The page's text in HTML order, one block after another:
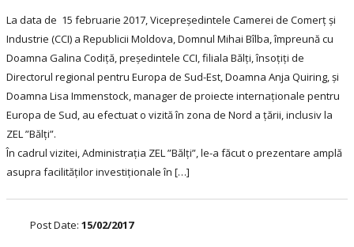
La data de 15 februarie 2017, Vicepreședintele Camerei de Comerț și
Industrie (CCI) a Republicii Moldova, Domnul Mihai Bîlba, împreună cu
Doamna Galina Codiță, președintele CCI, filiala Bălți, însoțiți de
Directorul regional pentru Europa de Sud-Est, Doamna Anja Quiring, și
Doamna Lisa Immenstock, manager de proiecte internaționale pentru
Europa de Sud, au efectuat o vizită în zona de Nord a țării, inclusiv la
ZEL ”Bălți”.
În cadrul vizitei, Administrația ZEL ”Bălți”, le-a făcut o prezentare amplă
asupra facilităților investiționale în […]
Post Date: 15/02/2017